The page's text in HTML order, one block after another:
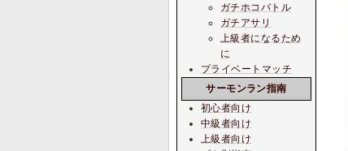
ガチホコバトル
ガチアサリ
上級者になるため
に
プライベートマッチ
サーモンラン指南
初心者向け
中級者向け
上級者向け